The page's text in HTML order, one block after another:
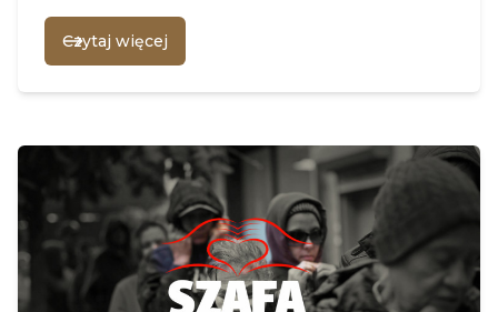
Czytaj więcej